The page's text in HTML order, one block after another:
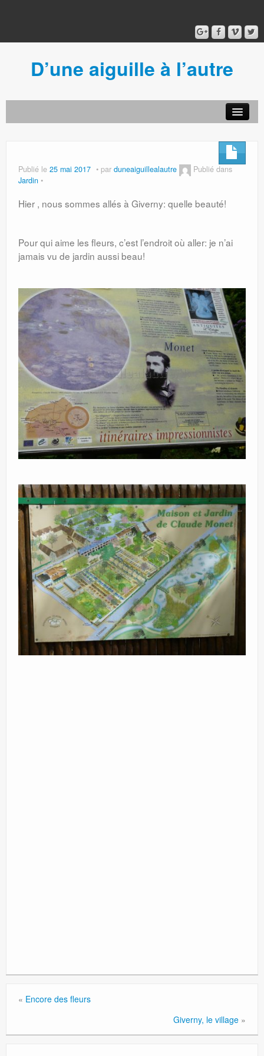
D’une aiguille à l’autre
Publié le 25 mai 2017 par duneaiguillealautre
Publié dans
Jardin
Hier , nous sommes allés à Giverny: quelle beauté!
Pour qui aime les fleurs, c’est l’endroit où aller: je n’ai
jamais vu de jardin aussi beau!
« Encore des fleurs
Giverny, le village »